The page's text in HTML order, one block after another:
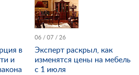
в
и
06 / 07 / 26
Эксперт раскрыл, как
изменятся цены на мебель
с 1 июля